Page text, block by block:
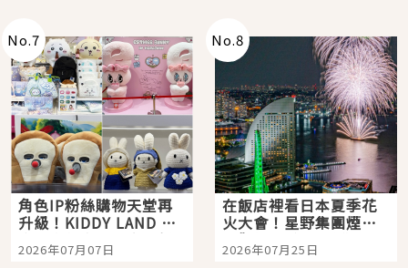
No.7
角色IP粉絲購物天堂再
升級！KIDDY LAND 原
宿店吉伊卡哇迎客，新
開幕 OMOKADO 店3分
2026年07月07日
No.8
在飯店裡看日本夏季花
火大會！星野集團煙火
景觀飯店6選，讓你不用
人擠人悠閒欣賞
2026年07月25日